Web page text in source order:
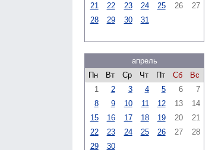
21
22 23 24 25 26
27
28
29 30 31
апрель
Пн
Вт Ср Чт Пт Сб
Вс
1
2 3 4 5 6
7
8
9 10 11 12 13
14
15
16 17 18 19 20
21
22
23 24 25 26 27
28
29
30